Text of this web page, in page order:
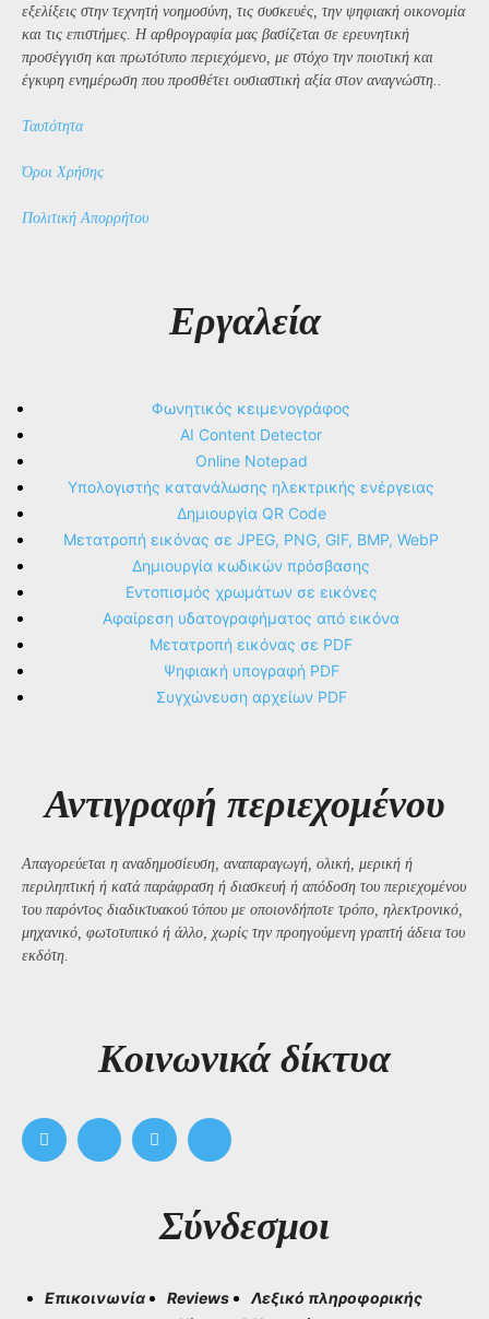
εξελίξεις στην τεχνητή νοημοσύνη, τις συσκευές, την ψηφιακή οικονομία
και τις επιστήμες. Η αρθρογραφία μας βασίζεται σε ερευνητική
προσέγγιση και πρωτότυπο περιεχόμενο, με στόχο την ποιοτική και
έγκυρη ενημέρωση που προσθέτει ουσιαστική αξία στον αναγνώστη..
Ταυτότητα
Όροι Χρήσης
Πολιτική Απορρήτου
Εργαλεία
Φωνητικός κειμενογράφος
AI Content Detector
Online Notepad
Υπολογιστής κατανάλωσης ηλεκτρικής ενέργειας
Δημιουργία QR Code
Μετατροπή εικόνας σε JPEG, PNG, GIF, BMP, WebP
Δημιουργία κωδικών πρόσβασης
Εντοπισμός χρωμάτων σε εικόνες
Αφαίρεση υδατογραφήματος από εικόνα
Μετατροπή εικόνας σε PDF
Ψηφιακή υπογραφή PDF
Συγχώνευση αρχείων PDF
Αντιγραφή περιεχομένου
Απαγορεύεται η αναδημοσίευση, αναπαραγωγή, ολική, μερική ή
περιληπτική ή κατά παράφραση ή διασκευή ή απόδοση του περιεχομένου
του παρόντος διαδικτυακού τόπου με οποιονδήποτε τρόπο, ηλεκτρονικό,
μηχανικό, φωτοτυπικό ή άλλο, χωρίς την προηγούμενη γραπτή άδεια του
εκδότη.
Kοινωνικά δίκτυα
Σύνδεσμοι
Επικοινωνία Reviews
Λεξικό πληροφορικής